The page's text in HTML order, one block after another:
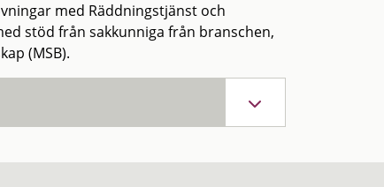
med Räddningstjänst och
stöd från sakkunniga från branschen,
(MSB).